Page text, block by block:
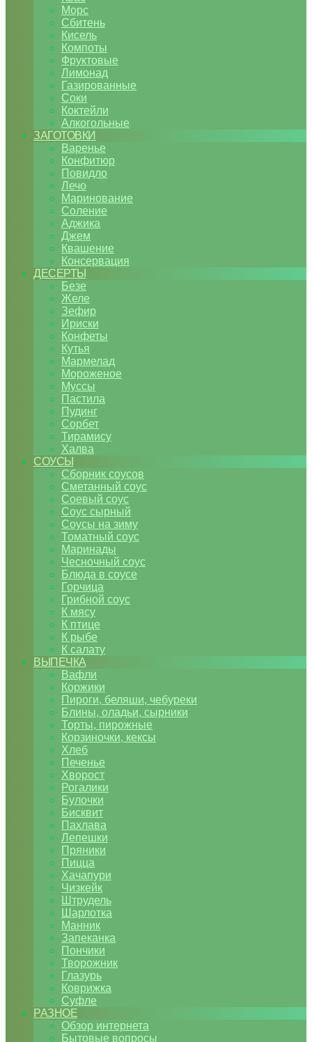
Морс
Сбитень
Кисель
Компоты
Фруктовые
Лимонад
Газированные
Соки
Коктейли
Алкогольные
ЗАГОТОВКИ
Варенье
Конфитюр
Повидло
Лечо
Маринование
Соление
Аджика
Джем
Квашение
Консервация
ДЕСЕРТЫ
Безе
Желе
Зефир
Ириски
Конфеты
Кутья
Мармелад
Мороженое
Муссы
Пастила
Пудинг
Сорбет
Тирамису
Халва
СОУСЫ
Сборник соусов
Сметанный соус
Соевый соус
Соус сырный
Соусы на зиму
Томатный соус
Маринады
Чесночный соус
Блюда в соусе
Горчица
Грибной соус
К мясу
К птице
К рыбе
К салату
ВЫПЕЧКА
Вафли
Коржики
Пироги, беляши, чебуреки
Блины, оладьи, сырники
Торты, пирожные
Корзиночки, кексы
Хлеб
Печенье
Хворост
Рогалики
Булочки
Бисквит
Пахлава
Лепешки
Пряники
Пицца
Хачапури
Чизкейк
Штрудель
Шарлотка
Манник
Запеканка
Пончики
Творожник
Глазурь
Коврижка
Суфле
РАЗНОЕ
Обзор интернета
Бытовые вопросы